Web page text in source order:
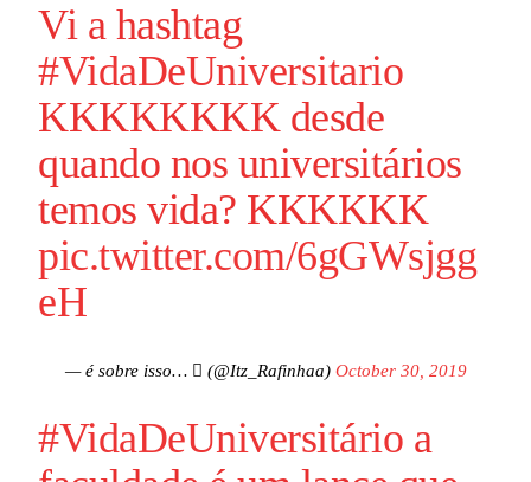
Vi a hashtag
#VidaDeUniversitario
KKKKKKKK desde
quando nos universitários
temos vida? KKKKKK
pic.twitter.com/6gGWsjgg
eH
— é sobre isso…  (@Itz_Rafinhaa) October 30, 2019
#VidaDeUniversitário a